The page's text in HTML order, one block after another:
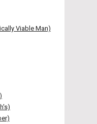
Viable Man)